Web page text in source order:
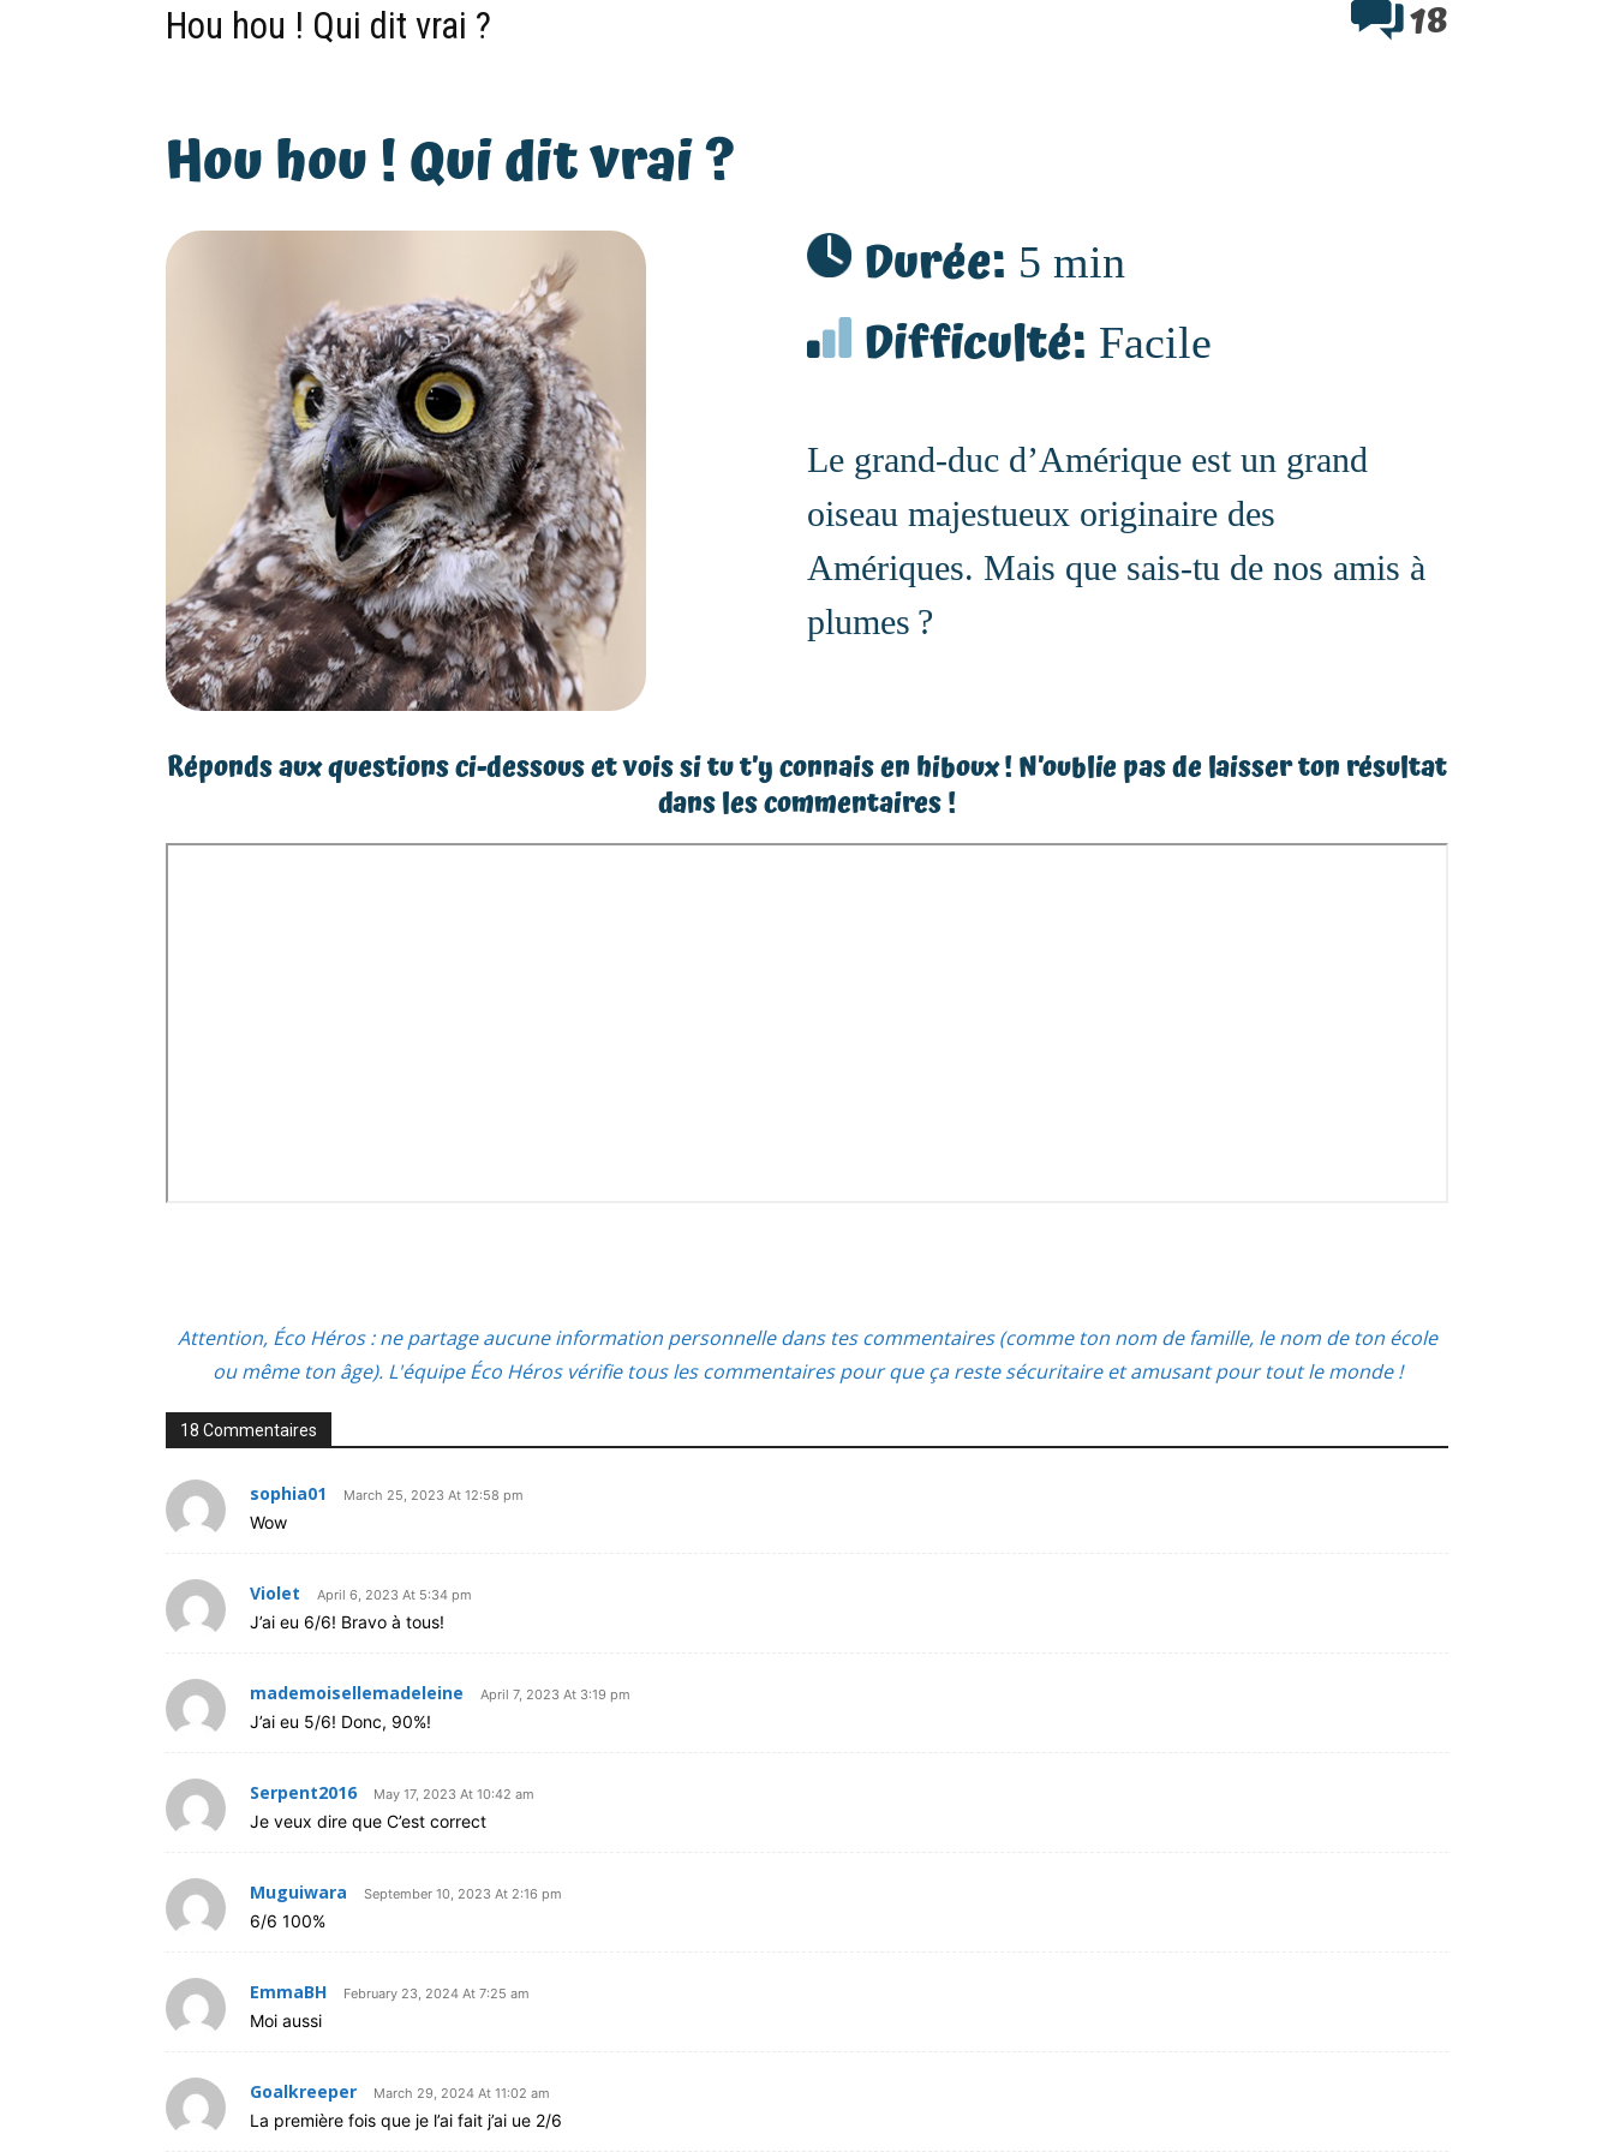
Hou hou ! Qui dit vrai ? 18
Hou hou ! Qui dit vrai ?
Durée: 5 min
Difficulté: Facile
Le grand-duc d’Amérique est un grand
oiseau majestueux originaire des
Amériques. Mais que sais-tu de nos amis à
plumes ?
Réponds aux questions ci-dessous et vois si tu t’y connais en hiboux ! N’oublie pas de laisser ton résultat
dans les commentaires !
Attention, Éco Héros : ne partage aucune information personnelle dans tes commentaires (comme ton nom de famille, le nom de ton école
ou même ton âge). L'équipe Éco Héros vérifie tous les commentaires pour que ça reste sécuritaire et amusant pour tout le monde !
18 Commentaires
sophia01 March 25, 2023 At 12:58 pm
Wow
Violet April 6, 2023 At 5:34 pm
J’ai eu 6/6! Bravo à tous!
mademoisellemadeleine April 7, 2023 At 3:19 pm
J’ai eu 5/6! Donc, 90%!
Serpent2016 May 17, 2023 At 10:42 am
Je veux dire que C’est correct
Muguiwara September 10, 2023 At 2:16 pm
6/6 100%
EmmaBH February 23, 2024 At 7:25 am
Moi aussi
Goalkreeper March 29, 2024 At 11:02 am
La première fois que je l’ai fait j’ai ue 2/6